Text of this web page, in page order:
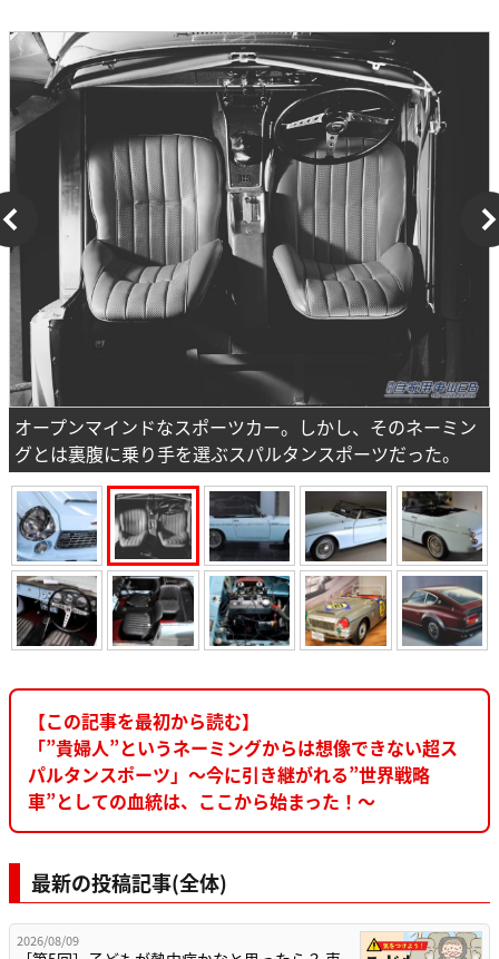
オープンマインドなスポーツカー。しかし、そのネーミン
グとは裏腹に乗り手を選ぶスパルタンスポーツだった。
【この記事を最初から読む】
「”貴婦人”というネーミングからは想像できない超ス
パルタンスポーツ」～今に引き継がれる”世界戦略
車”としての血統は、ここから始まった！～
最新の投稿記事(全体)
2026/08/09